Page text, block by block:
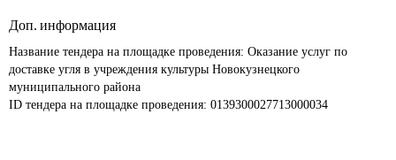
Доп. информация
Название тендера на площадке проведения: Оказание услуг по
доставке угля в учреждения культуры Новокузнецкого
муниципального района
ID тендера на площадке проведения: 0139300027713000034